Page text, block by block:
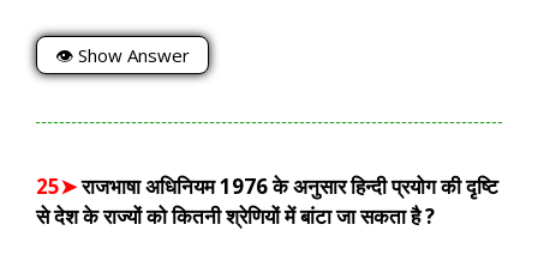
👁 Show Answer
25➤राजभाषा अधिनियम 1976 के अनुसार हिन्दी प्रयोग की दृष्टि
से देश के राज्यों को कितनी श्रेणियों में बांटा जा सकता है ?